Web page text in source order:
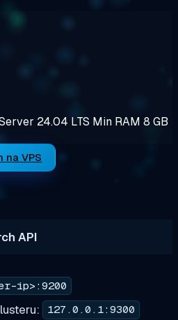
24.04 LTS Min RAM 8 GB
na VPS
API
ip>:9200
127.0.0.1:9300